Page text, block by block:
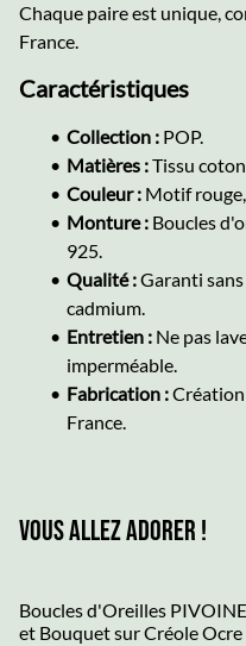
Chaque paire est unique,
France.
Caractéristiques
Collection : POP.
Matières :Tissu
Couleur : Motif
Monture : Boucles
925.
Qualité :Garanti
cadmium.
Entretien : Ne pas
imperméable.
Fabrication :
France.
Vous allez adorer !
Boucles d'Oreilles PIVOINE
et Bouquet sur Créole Ocre